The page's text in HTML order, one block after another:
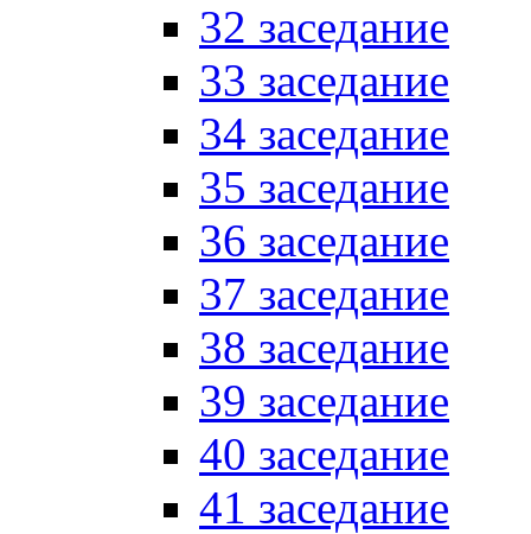
32 заседание
33 заседание
34 заседание
35 заседание
36 заседание
37 заседание
38 заседание
39 заседание
40 заседание
41 заседание